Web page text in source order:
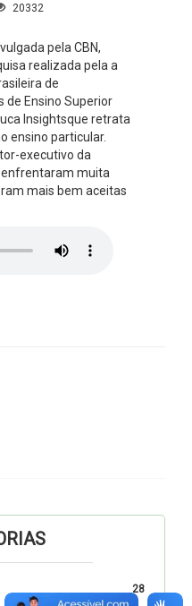
20332
pela CBN,
realizada pela a
de
de Ensino Superior
Insightsque retrata
ensino particular.
executivo da
enfrentaram muita
mais bem aceitas
28